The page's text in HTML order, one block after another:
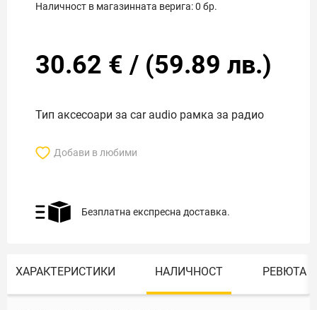
Наличност в магазинната верига:0 бр.
30.62 € / (59.89 лв.)
Тип аксесоари за car audio рамка за радио
Добави в любими
Безплатна експресна доставка.
ХАРАКТЕРИСТИКИ НАЛИЧНОСТ РЕВЮТА